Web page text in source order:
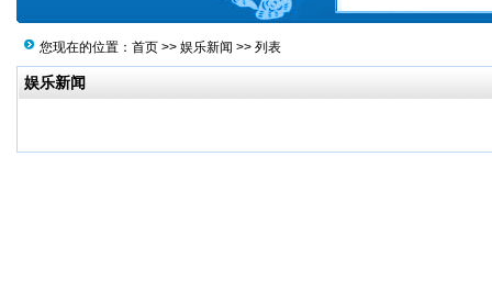
您现在的位置： 首页 >> 娱乐新闻 >> 列表
娱乐新闻